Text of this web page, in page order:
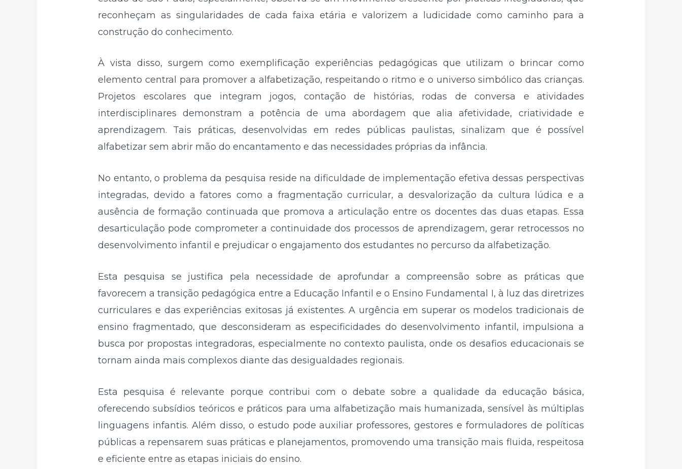
reconheçam as singularidades de cada faixa etária e valorizem a ludicidade como caminho para a
construção do conhecimento.
À vista disso, surgem como exemplificação experiências pedagógicas que utilizam o brincar como
elemento central para promover a alfabetização, respeitando o ritmo e o universo simbólico das crianças.
Projetos escolares que integram jogos, contação de histórias, rodas de conversa e atividades
interdisciplinares demonstram a potência de uma abordagem que alia afetividade, criatividade e
aprendizagem. Tais práticas, desenvolvidas em redes públicas paulistas, sinalizam que é possível
alfabetizar sem abrir mão do encantamento e das necessidades próprias da infância.
No entanto, o problema da pesquisa reside na dificuldade de implementação efetiva dessas perspectivas
integradas, devido a fatores como a fragmentação curricular, a desvalorização da cultura lúdica e a
ausência de formação continuada que promova a articulação entre os docentes das duas etapas. Essa
desarticulação pode comprometer a continuidade dos processos de aprendizagem, gerar retrocessos no
desenvolvimento infantil e prejudicar o engajamento dos estudantes no percurso da alfabetização.
Esta pesquisa se justifica pela necessidade de aprofundar a compreensão sobre as práticas que
favorecem a transição pedagógica entre a Educação Infantil e o Ensino Fundamental I, à luz das diretrizes
curriculares e das experiências exitosas já existentes. A urgência em superar os modelos tradicionais de
ensino fragmentado, que desconsideram as especificidades do desenvolvimento infantil, impulsiona a
busca por propostas integradoras, especialmente no contexto paulista, onde os desafios educacionais se
tornam ainda mais complexos diante das desigualdades regionais.
Esta pesquisa é relevante porque contribui com o debate sobre a qualidade da educação básica,
oferecendo subsídios teóricos e práticos para uma alfabetização mais humanizada, sensível às múltiplas
linguagens infantis. Além disso, o estudo pode auxiliar professores, gestores e formuladores de políticas
públicas a repensarem suas práticas e planejamentos, promovendo uma transição mais fluida, respeitosa
e eficiente entre as etapas iniciais do ensino.